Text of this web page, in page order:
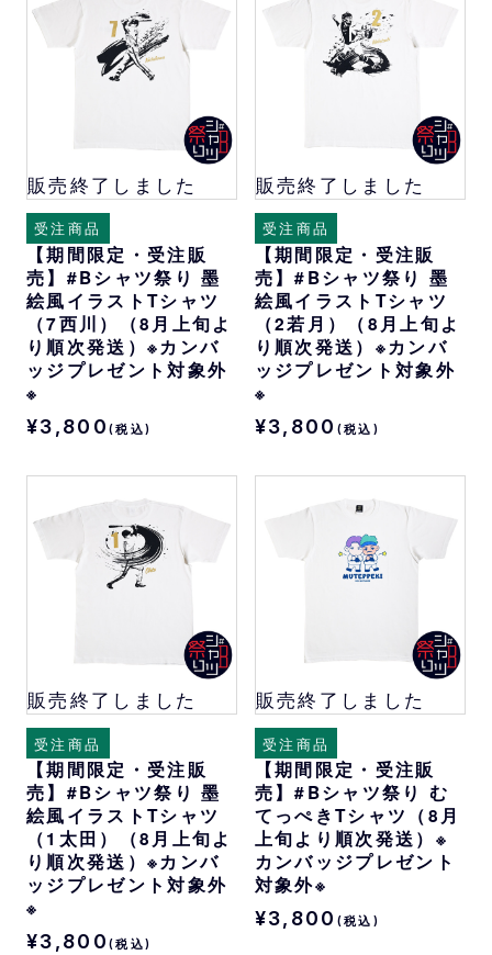
販売終了しました
受注商品
【期間限定・受注販
売】#Bシャツ祭り 墨
絵風イラストTシャツ
（7西川）（8月上旬よ
り順次発送）※カンバ
ッジプレゼント対象外
※
¥3,800 (税込)
販売終了しました
受注商品
【期間限定・受注販
売】#Bシャツ祭り 墨
絵風イラストTシャツ
（2若月）（8月上旬よ
り順次発送）※カンバ
ッジプレゼント対象外
※
¥3,800 (税込)
販売終了しました
受注商品
【期間限定・受注販
売】#Bシャツ祭り 墨
絵風イラストTシャツ
（1太田）（8月上旬よ
り順次発送）※カンバ
ッジプレゼント対象外
※
¥3,800 (税込)
販売終了しました
受注商品
【期間限定・受注販
売】#Bシャツ祭り む
てっぺきTシャツ（8月
上旬より順次発送）※
カンバッジプレゼント
対象外※
¥3,800 (税込)